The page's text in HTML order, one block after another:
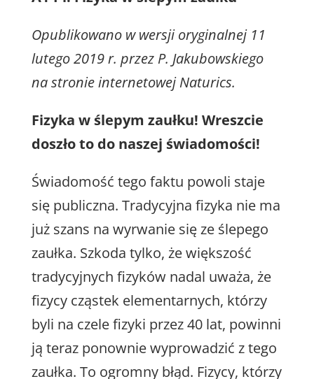
Opublikowano w wersji oryginalnej 11
lutego 2019 r. przez P. Jakubowskiego
na stronie internetowej Naturics.
Fizyka w ślepym zaułku! Wreszcie
doszło to do naszej świadomości!
Świadomość tego faktu powoli staje
się publiczna. Tradycyjna fizyka nie ma
już szans na wyrwanie się ze ślepego
zaułka. Szkoda tylko, że większość
tradycyjnych fizyków nadal uważa, że
fizycy cząstek elementarnych, którzy
byli na czele fizyki przez 40 lat, powinni
ją teraz ponownie wyprowadzić z tego
zaułka. To ogromny błąd. Fizycy, którzy